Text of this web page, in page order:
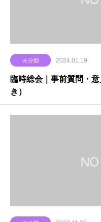
未分類 2024.01.19
臨時総会｜事前質問・
き）